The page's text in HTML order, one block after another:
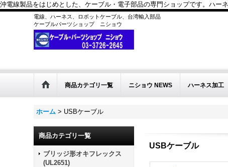
沖電線製品をはじめとした、ケーブル・電子部品の専門ショップです。ハー
電線、ハーネス、ロボットケーブル、台湾輸入部品
ケーブルパーツショップ ニショウ
商品カテゴリ一覧 ニショウ NEWS ハーネス加工
ホーム > USBケーブル
商品カテゴリ一覧
ブリッジ形オキフレックス
(UL2651)
USBケーブル